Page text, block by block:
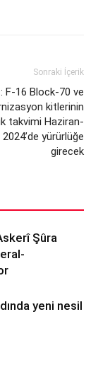
Sonraki İçerik
F-16 Block-70 ve
kitlerinin
takvimi Haziran-
yürürlüğe
girecek
Şûra
yeni nesil